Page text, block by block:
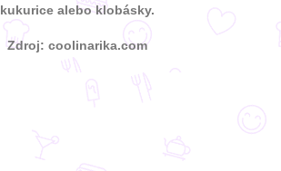
kukurice alebo klobásky.
Zdroj: coolinarika.com